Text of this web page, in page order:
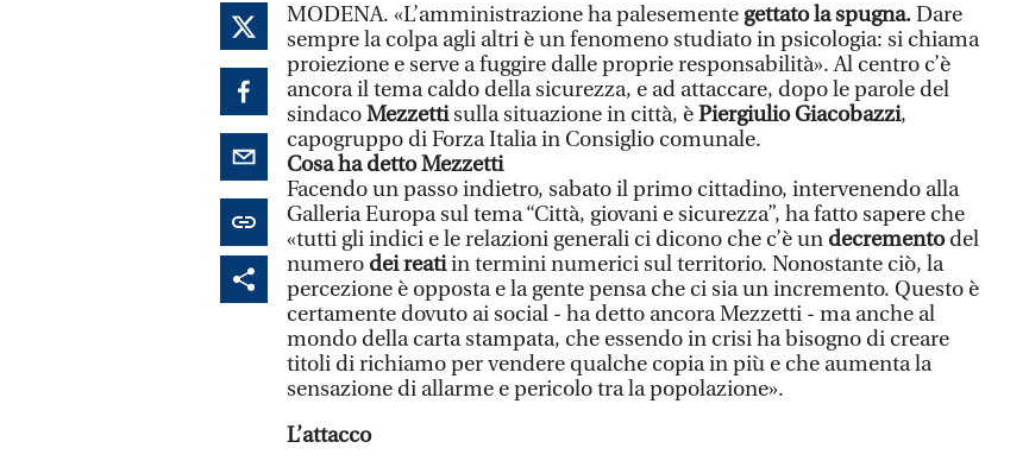
MODENA. «L’amministrazione ha palesemente gettato la spugna.Dare
sempre la colpa agli altri è un fenomeno studiato in psicologia: si chiama
proiezione e serve a fuggire dalle proprie responsabilità». Al centro c’è
ancora il tema caldo della sicurezza, e ad attaccare, dopo le parole del
sindacoMezzettisulla situazione in città, èPiergiulio Giacobazzi,
capogruppo di Forza Italia in Consiglio comunale.
Cosa ha detto Mezzetti
Facendo un passo indietro, sabato il primo cittadino, intervenendo alla
Galleria Europa sul tema “Città, giovani e sicurezza”, ha fatto sapere che
«tutti gli indici e le relazioni generali ci dicono che c’è un decrementodel
numero dei reatiin termini numerici sul territorio. Nonostante ciò, la
percezione è opposta e la gente pensa che ci sia un incremento. Questo è
certamente dovuto ai social - ha detto ancora Mezzetti - ma anche al
mondo della carta stampata, che essendo in crisi ha bisogno di creare
titoli di richiamo per vendere qualche copia in più e che aumenta la
sensazione di allarme e pericolo tra la popolazione».
L’attacco